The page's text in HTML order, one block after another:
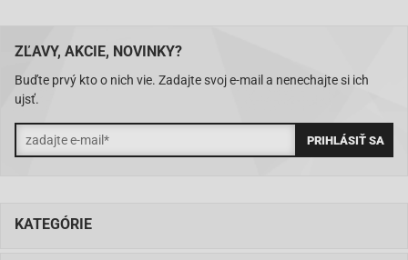
ZĽAVY, AKCIE, NOVINKY?
Buďte prvý kto o nich vie. Zadajte svoj e-mail a nenechajte si ich
ujsť.
KATEGÓRIE